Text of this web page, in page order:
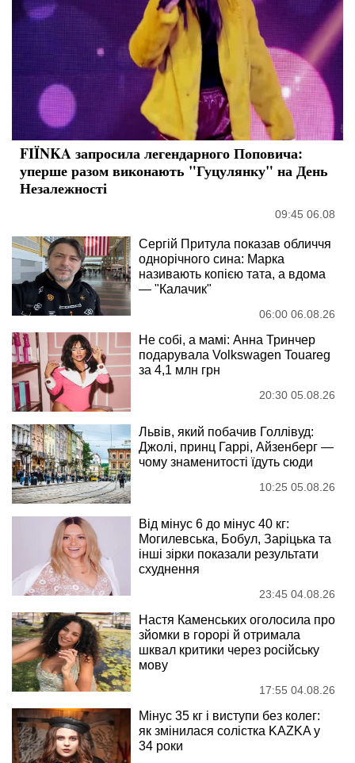
FIÏNKA запросила легендарного Поповича:
уперше разом виконають "Гуцулянку" на День
Незалежності
09:45 06.08
Сергій Притула показав обличчя
однорічного сина: Марка
називають копією тата, а вдома
— "Калачик"
06:00 06.08.26
Не собі, а мамі: Анна Тринчер
подарувала Volkswagen Touareg
за 4,1 млн грн
20:30 05.08.26
Львів, який побачив Голлівуд:
Джолі, принц Гаррі, Айзенберг —
чому знаменитості їдуть сюди
10:25 05.08.26
Від мінус 6 до мінус 40 кг:
Могилевська, Бобул, Заріцька та
інші зірки показали результати
схуднення
23:45 04.08.26
Настя Каменських оголосила про
зйомки в горорі й отримала
шквал критики через російську
мову
17:55 04.08.26
Мінус 35 кг і виступи без колег:
як змінилася солістка KAZKA у
34 роки